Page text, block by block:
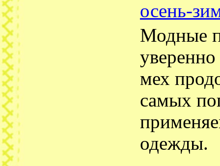
осень-
Модные
мех
самых
одежды.